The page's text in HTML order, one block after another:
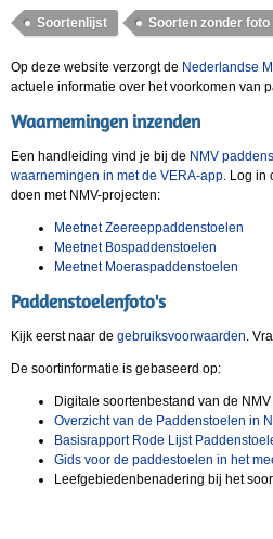
Soortenlijst Soorten zonder foto
Op deze website verzorgt de Nederlandse
actuele informatie over het voorkomen van
Waarnemingen inzenden
Een handleiding vind je bij de NMV
waarnemingen in met de VERA-app. Log in
doen met NMV-projecten:
Meetnet Zeereeppaddenstoelen
Meetnet Bospaddenstoelen
Meetnet Moeraspaddenstoelen
Paddenstoelenfoto's
Kijk eerst naar de gebruiksvoorwaarden.
De soortinformatie is gebaseerd op:
Digitale soortenbestand van de
Overzicht van de Paddenstoelen in
Basisrapport Rode Lijst
Gids voor de paddestoelen in het
Leefgebiedenbenadering bij het